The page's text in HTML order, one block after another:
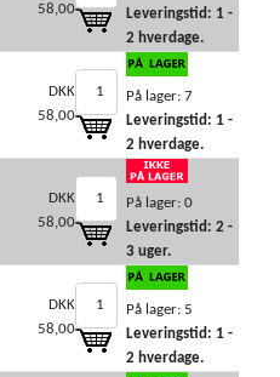
58,00
Leveringstid: 1 -
2 hverdage.
DKK
58,00
På lager: 7
Leveringstid: 1 -
2 hverdage.
DKK
58,00
På lager: 0
Leveringstid: 2 -
3 uger.
DKK
58,00
På lager: 5
Leveringstid: 1 -
2 hverdage.